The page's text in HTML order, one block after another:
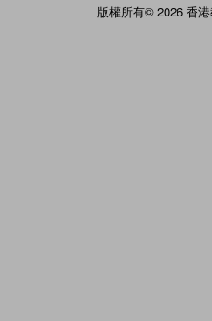
版權所有© 2026 香